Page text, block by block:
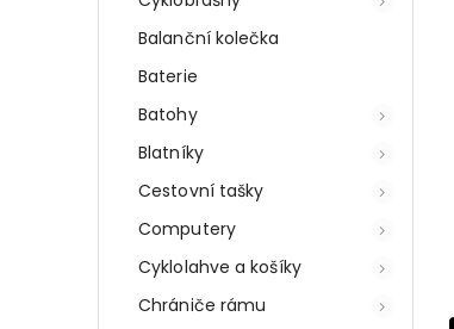
Balanční kolečka
Baterie
Batohy
Blatníky
Cestovní tašky
Computery
Cyklolahve a košíky
Chrániče rámu